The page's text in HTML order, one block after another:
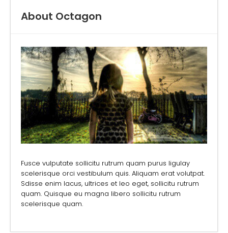
About Octagon
Fusce vulputate sollicitu rutrum quam purus ligulay
scelerisque orci vestibulum quis. Aliquam erat volutpat.
Sdisse enim lacus, ultrices et leo eget, sollicitu rutrum
quam. Quisque eu magna libero sollicitu rutrum
scelerisque quam.